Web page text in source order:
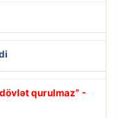
qurulmaz” -